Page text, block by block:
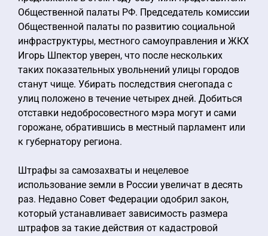
Общественной палаты РФ. Председатель комиссии
Общественной палаты по развитию социальной
инфраструктуры, местного самоуправления и ЖКХ
Игорь Шпектор уверен, что после нескольких
таких показательных увольнений улицы городов
станут чище. Убирать последствия снегопада с
улиц положено в течение четырех дней. Добиться
отставки недобросовестного мэра могут и сами
горожане, обратившись в местный парламент или
к губернатору региона.
Штрафы за самозахваты и нецелевое
использование земли в России увеличат в десять
раз. Недавно Совет Федерации одобрил закон,
который устанавливает зависимость размера
штрафов за такие действия от кадастровой